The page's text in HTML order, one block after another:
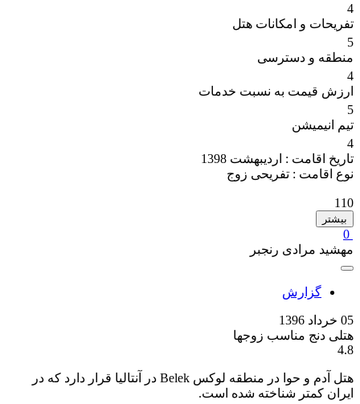
4
تفریحات و امکانات هتل
5
منطقه و دسترسی
4
ارزش قیمت به نسبت خدمات
5
تیم انیمیشن
4
تاریخ اقامت : اردیبهشت 1398
نوع اقامت : تفریحی زوج
110
بیشتر
0
مهشید مرادی رنجبر
گزارش
05 خرداد 1396
هتلی دنج مناسب زوجها
4.8
هتل آدم و حوا در منطقه لوکس Belek در آنتالیا قرار دارد که در
ایران کمتر شناخته شده است.